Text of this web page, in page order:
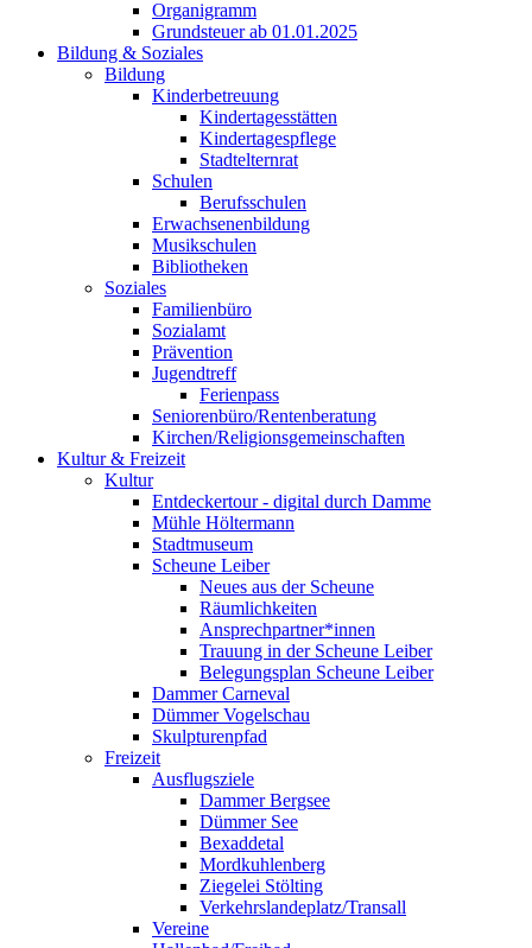
Organigramm
Grundsteuer ab 01.01.2025
Bildung & Soziales
Bildung
Kinderbetreuung
Kindertagesstätten
Kindertagespflege
Stadtelternrat
Schulen
Berufsschulen
Erwachsenenbildung
Musikschulen
Bibliotheken
Soziales
Familienbüro
Sozialamt
Prävention
Jugendtreff
Ferienpass
Seniorenbüro/Rentenberatung
Kirchen/Religionsgemeinschaften
Kultur & Freizeit
Kultur
Entdeckertour - digital durch Damme
Mühle Höltermann
Stadtmuseum
Scheune Leiber
Neues aus der Scheune
Räumlichkeiten
Ansprechpartner*innen
Trauung in der Scheune Leiber
Belegungsplan Scheune Leiber
Dammer Carneval
Dümmer Vogelschau
Skulpturenpfad
Freizeit
Ausflugsziele
Dammer Bergsee
Dümmer See
Bexaddetal
Mordkuhlenberg
Ziegelei Stölting
Verkehrslandeplatz/Transall
Vereine